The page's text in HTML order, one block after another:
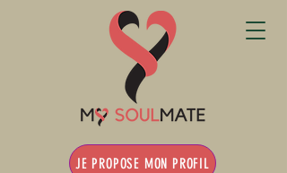
JE PROPOSE MON PROFIL